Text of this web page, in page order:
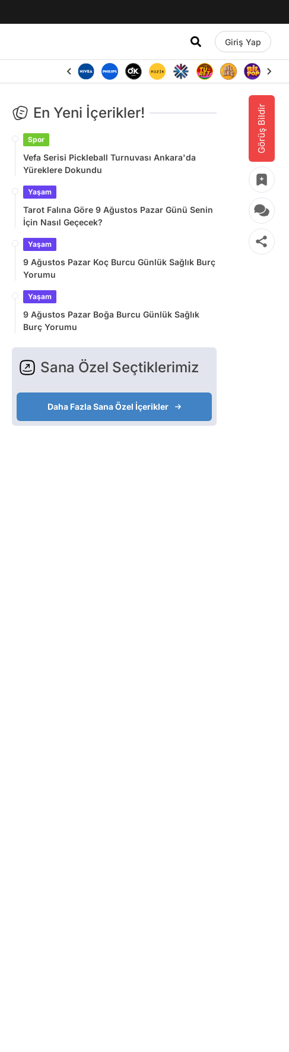
Giriş Yap
Görüş Bildir
En Yeni İçerikler!
Spor
Vefa Serisi Pickleball Turnuvası Ankara'da
Yüreklere Dokundu
Yaşam
Tarot Falına Göre 9 Ağustos Pazar Günü Senin
İçin Nasıl Geçecek?
Yaşam
9 Ağustos Pazar Koç Burcu Günlük Sağlık Burç
Yorumu
Yaşam
9 Ağustos Pazar Boğa Burcu Günlük Sağlık
Burç Yorumu
Sana Özel Seçtiklerimiz
Daha Fazla Sana Özel İçerikler